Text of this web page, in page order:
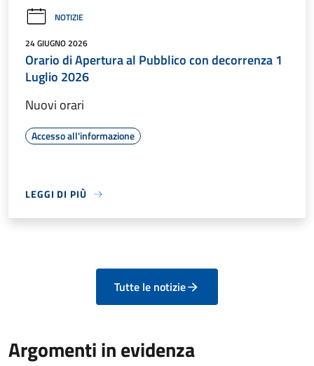
NOTIZIE
24 GIUGNO 2026
Orario di Apertura al Pubblico con decorrenza 1
Luglio 2026
Nuovi orari
Accesso all'informazione
LEGGI DI PIÙ
Tutte le notizie
Argomenti in evidenza